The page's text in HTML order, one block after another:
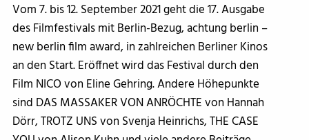
Vom 7. bis 12. September 2021 geht die 17. Ausgabe
des Filmfestivals mit Berlin-Bezug, achtung berlin –
new berlin film award, in zahlreichen Berliner Kinos
an den Start. Eröffnet wird das Festival durch den
Film NICO von Eline Gehring. Andere Höhepunkte
sind DAS MASSAKER VON ANRÖCHTE von Hannah
Dörr, TROTZ UNS von Svenja Heinrichs, THE CASE